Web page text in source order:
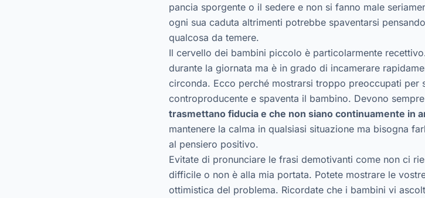
pancia sporgente o il sedere e non si fanno male
ogni sua caduta altrimenti potrebbe spaventarsi
qualcosa da temere.
Il cervello dei bambini piccolo è particolarmente
durante la giornata ma è in grado di incamerare
circonda. Ecco perché mostrarsi troppo preoccupati per
controproducente e spaventa il bambino. Devono
trasmettano fiducia e che non siano continuamente in
mantenere la calma in qualsiasi situazione ma bisogna
al pensiero positivo.
Evitate di pronunciare le frasi demotivanti come non ci
difficile o non è alla mia portata. Potete mostrare le
ottimistica del problema. Ricordate che i bambini vi